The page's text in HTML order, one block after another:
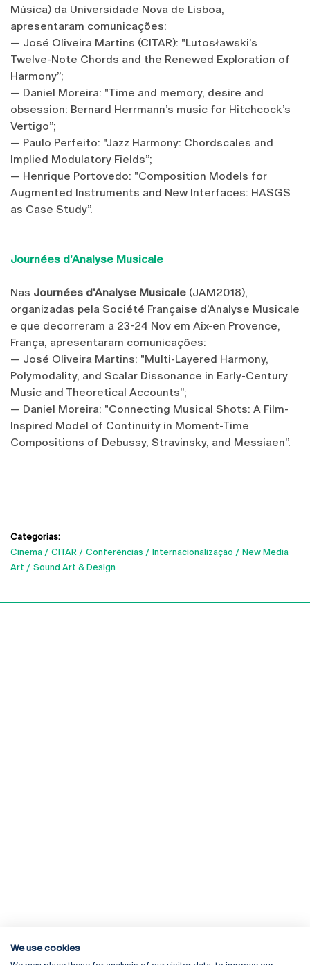
Música) da Universidade Nova de Lisboa,
apresentaram comunicações:
— José Oliveira Martins (CITAR): "Lutosławski’s
Twelve-Note Chords and the Renewed Exploration of
Harmony”;
— Daniel Moreira: "Time and memory, desire and
obsession: Bernard Herrmann’s music for Hitchcock’s
Vertigo”;
— Paulo Perfeito: "Jazz Harmony: Chordscales and
Implied Modulatory Fields”;
— Henrique Portovedo: "Composition Models for
Augmented Instruments and New Interfaces: HASGS
as Case Study”.
Journées d'Analyse Musicale
Nas Journées d'Analyse Musicale (JAM2018),
organizadas pela Société Française d’Analyse Musicale
e que decorreram a 23-24 Nov em Aix-en Provence,
França, apresentaram comunicações:
— José Oliveira Martins: "Multi-Layered Harmony,
Polymodality, and Scalar Dissonance in Early-Century
Music and Theoretical Accounts”;
— Daniel Moreira: "Connecting Musical Shots: A Film-
Inspired Model of Continuity in Moment-Time
Compositions of Debussy, Stravinsky, and Messiaen”.
Categorias:
Cinema
CITAR Conferências Internacionalização
New Media
Art
Sound Art & Design
We use cookies